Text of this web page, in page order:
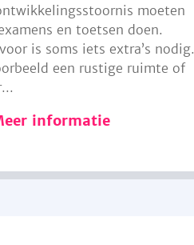
moeten
en toetsen doen.
is soms iets extra’s nodig.
een rustige ruimte of
informatie